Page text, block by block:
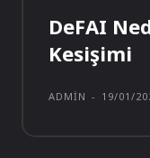
DeFAI
Kesişimi
ADMIN - 19/01/